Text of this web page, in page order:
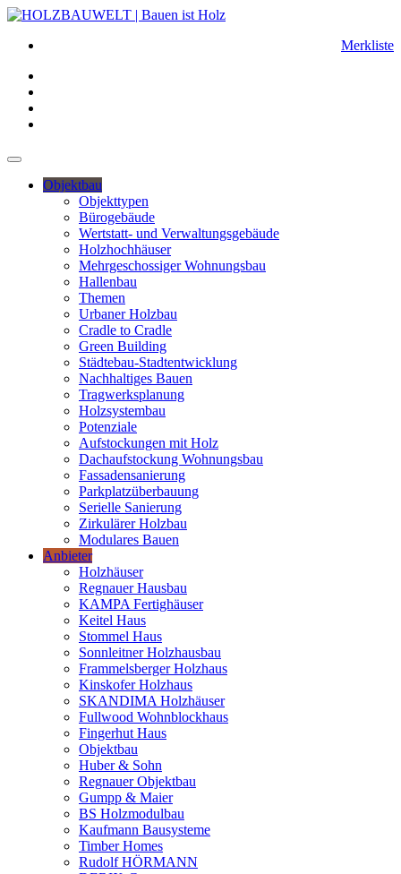
Merkliste
Objektbau
Objekttypen
Bürogebäude
Wertstatt- und Verwaltungsgebäude
Holzhochhäuser
Mehrgeschossiger Wohnungsbau
Hallenbau
Themen
Urbaner Holzbau
Cradle to Cradle
Green Building
Städtebau-Stadtentwicklung
Nachhaltiges Bauen
Tragwerksplanung
Holzsystembau
Potenziale
Aufstockungen mit Holz
Dachaufstockung Wohnungsbau
Fassadensanierung
Parkplatzüberbauung
Serielle Sanierung
Zirkulärer Holzbau
Modulares Bauen
Anbieter
Holzhäuser
Regnauer Hausbau
KAMPA Fertighäuser
Keitel Haus
Stommel Haus
Sonnleitner Holzhausbau
Frammelsberger Holzhaus
Kinskofer Holzhaus
SKANDIMA Holzhäuser
Fullwood Wohnblockhaus
Fingerhut Haus
Objektbau
Huber & Sohn
Regnauer Objektbau
Gumpp & Maier
BS Holzmodulbau
Kaufmann Bausysteme
Timber Homes
Rudolf HÖRMANN